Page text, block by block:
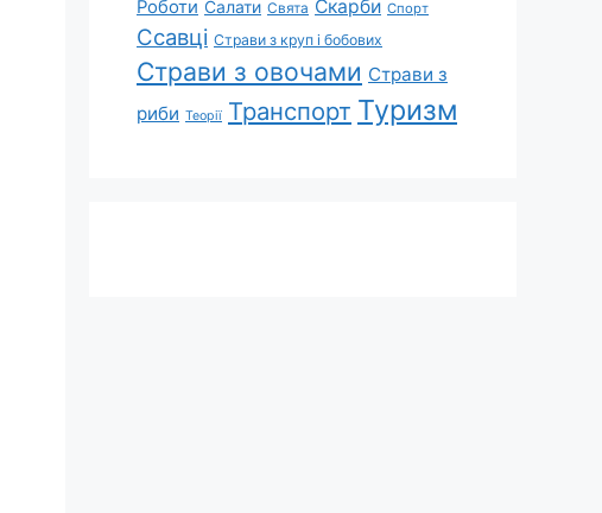
Роботи Салати Свята Скарби Спорт
Ссавці Страви з круп і бобових
Страви з овочами Страви з
риби Теорії Транспорт Туризм